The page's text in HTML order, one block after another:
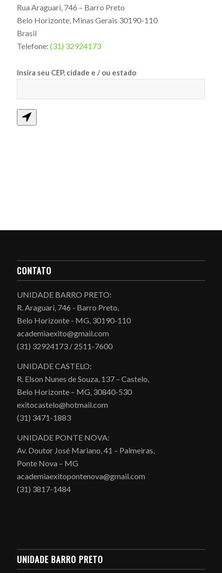
Rua Araguari, 746 – Barro Preto
Belo Horizonte, Minas Gerais 30190-110
Brasil
Telefone: (31) 32924173
Insira seu CEP, cidade e / ou estado
CONTATO
UNIDADE BARRO PRETO:
R. Araguari, 746 - Barro Preto,
Belo Horizonte - MG, 30190-110
academiaexito@gmail.com
(31) 32924173 / 2511-7600
UNIDADE CASTELO:
R. Elson Nunes de Souza, 137 – Castelo,
Belo Horizonte – MG, 30840-530
exitocastelo@hotmail.com
(31) 3471-1883
UNIDADE PONTE NOVA:
Av. Doutor José Mariano, 41 – Palmeiras,
Ponte Nova – MG
academiaexitopontenova@gmail.com
(31) 3817-1484
UNIDADE BARRO PRETO